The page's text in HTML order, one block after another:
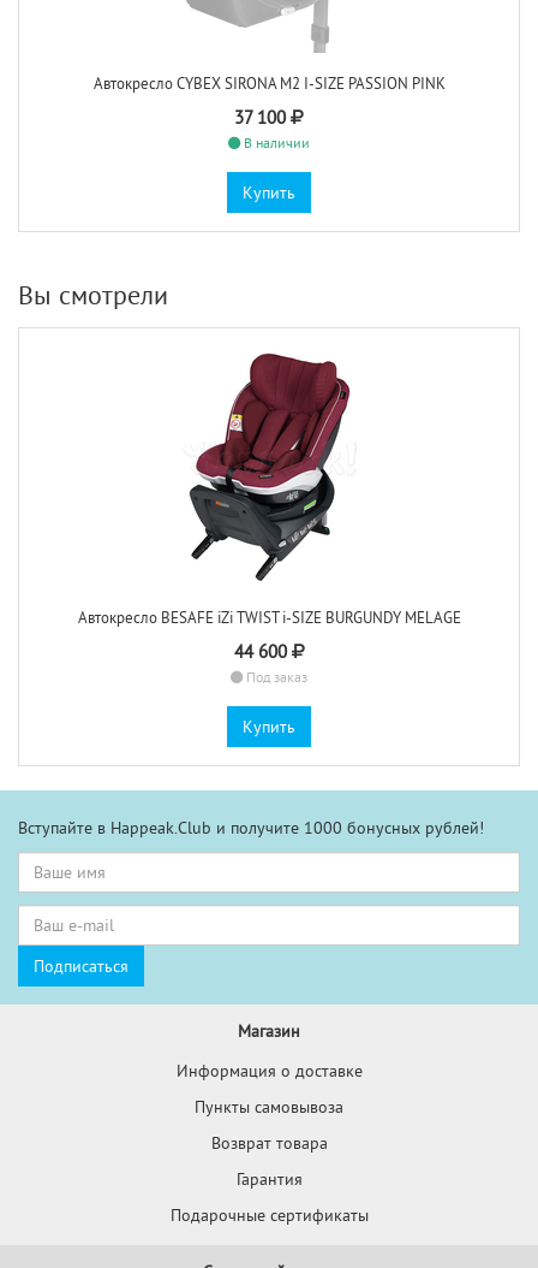
Автокресло CYBEX SIRONA M2 I-SIZE PASSION PINK
37 100
В наличии
Купить
Вы смотрели
Автокресло BESAFE iZi TWIST i-SIZE BURGUNDY MELAGE
44 600
Под заказ
Купить
Вступайте в Happeak.Club и получите 1000 бонусных рублей!
Магазин
Информация о доставке
Пункты самовывоза
Возврат товара
Гарантия
Подарочные сертификаты